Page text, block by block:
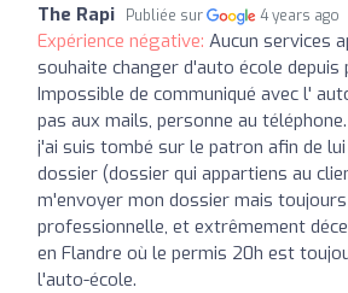
The Rapi Publiée sur 4 years ago
Expérience négative: Aucun services
souhaite changer d'auto école depuis
Impossible de communiqué avec l'
pas aux mails, personne au
j'ai suis tombé sur le patron afin de
dossier (dossier qui appartiens au
m'envoyer mon dossier mais
professionnelle, et extrêmement
en Flandre où le permis 20h est
l'auto-école.